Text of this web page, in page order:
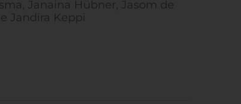
Janaina Hübner, Jasom de
Jandira Keppi